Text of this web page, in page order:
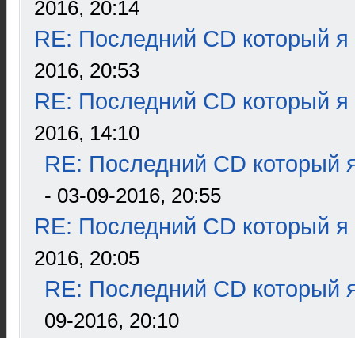
2016, 20:14
RE: Последний CD который я
2016, 20:53
RE: Последний CD который я
2016, 14:10
RE: Последний CD который
- 03-09-2016, 20:55
RE: Последний CD который я
2016, 20:05
RE: Последний CD который
09-2016, 20:10